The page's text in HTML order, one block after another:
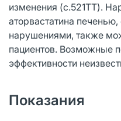
изменения (c.521TT).
аторвастатина
нарушениями, также
пациентов. Возможные
эффективности
Показания